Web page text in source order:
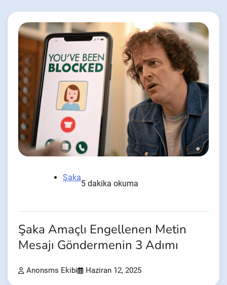
Şaka
5 dakika okuma
Şaka Amaçlı Engellenen Metin
Mesajı Göndermenin 3 Adımı
Anonsms Ekibi Haziran 12, 2025